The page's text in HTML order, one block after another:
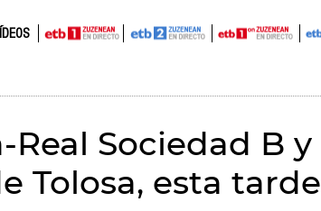
Sociedad B y
Tolosa, esta tarde